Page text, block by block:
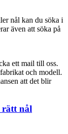
nål kan du söka i
även att söka på
ett mail till oss.
och modell.
att det blir
nål